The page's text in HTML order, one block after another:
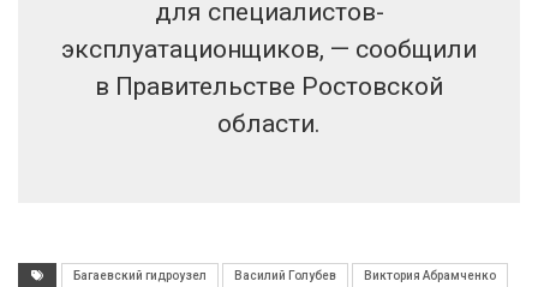
для специалистов-
эксплуатационщиков, — сообщили
в Правительстве Ростовской
области.
Багаевский гидроузел Василий Голубев Виктория Абрамченко